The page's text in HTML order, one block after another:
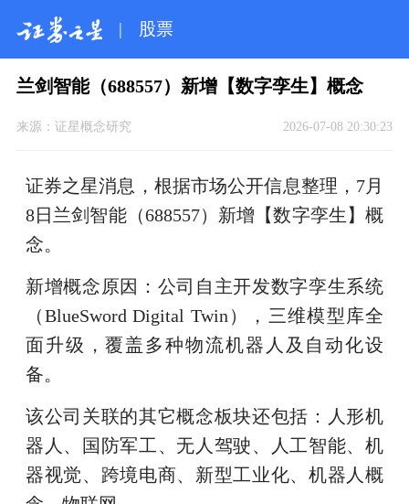
| 股票
兰剑智能（688557）新增【数字孪生】概念
来源： 证星概念研究 2026-07-08 20:30:23
证券之星消息，根据市场公开信息整理，7月
8日兰剑智能（688557）新增【数字孪生】概
念。
新增概念原因：公司自主开发数字孪生系统
（BlueSword Digital Twin），三维模型库全
面升级，覆盖多种物流机器人及自动化设
备。
该公司关联的其它概念板块还包括：人形机
器人、国防军工、无人驾驶、人工智能、机
器视觉、跨境电商、新型工业化、机器人概